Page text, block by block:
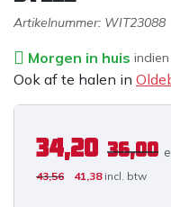
Artikelnummer: WIT23088
Morgen in huis
Ook af te halen in
34,20 36,00
43,56 41,38 incl. btw